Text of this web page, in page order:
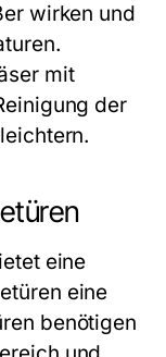
wirken und
mit
der
eine
eine
benötigen